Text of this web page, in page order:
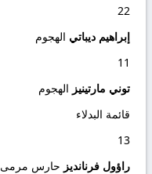
22
إبراهيم ديباتي الهجوم
11
توني مارتينيز الهجوم
قائمة البدلاء
13
راؤول فرنانديز حارس مرمى